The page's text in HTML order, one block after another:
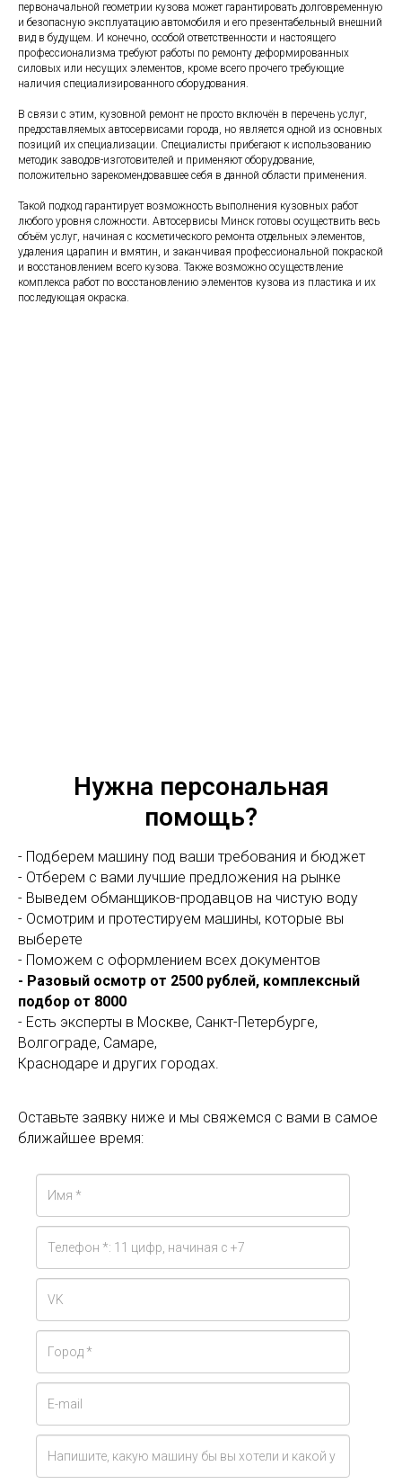
первоначальной геометрии кузова может гарантировать долговременную
и безопасную эксплуатацию автомобиля и его презентабельный внешний
вид в будущем. И конечно, особой ответственности и настоящего
профессионализма требуют работы по ремонту деформированных
силовых или несущих элементов, кроме всего прочего требующие
наличия специализированного оборудования.
В связи с этим, кузовной ремонт не просто включён в перечень услуг,
предоставляемых автосервисами города, но является одной из основных
позиций их специализации. Специалисты прибегают к использованию
методик заводов-изготовителей и применяют оборудование,
положительно зарекомендовавшее себя в данной области применения.
Такой подход гарантирует возможность выполнения кузовных работ
любого уровня сложности. Автосервисы Минск готовы осуществить весь
объём услуг, начиная с косметического ремонта отдельных элементов,
удаления царапин и вмятин, и заканчивая профессиональной покраской
и восстановлением всего кузова. Также возможно осуществление
комплекса работ по восстановлению элементов кузова из пластика и их
последующая окраска.
Нужна персональная
помощь?
- Подберем машину под ваши требования и бюджет
- Отберем с вами лучшие предложения на рынке
- Выведем обманщиков-продавцов на чистую воду
- Осмотрим и протестируем машины, которые вы
выберете
- Поможем с оформлением всех документов
- Разовый осмотр от 2500 рублей, комплексный
подбор от 8000
- Есть эксперты в Москве, Санкт-Петербурге,
Волгограде, Самаре,
Краснодаре и других городах.
Оставьте заявку ниже и мы свяжемся с вами в самое
ближайшее время: